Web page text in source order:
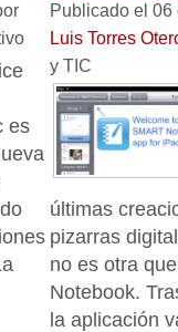
es
Publicado el 06
Luis Torres
y TIC
últimas
pizarras
no es otra
Notebook.
la aplicación